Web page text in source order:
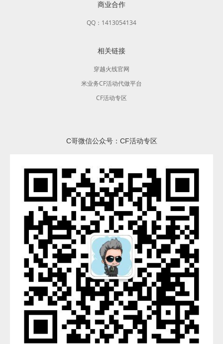
商业合作
QQ：1413054134
相关链接
穿越火线官网
米业务CF活动代做平台
CF活动专区
C哥微信公众号：CF活动专区